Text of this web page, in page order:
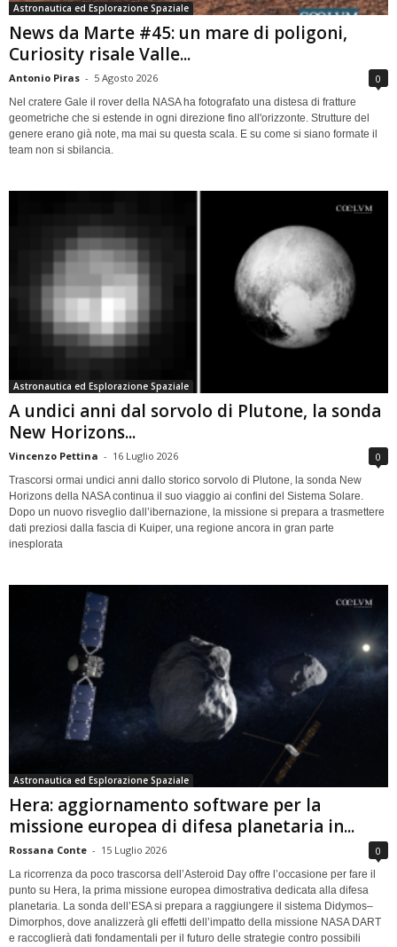
Astronautica ed Esplorazione Spaziale
News da Marte #45: un mare di poligoni,
Curiosity risale Valle...
Antonio Piras - 5 Agosto 2026 0
Nel cratere Gale il rover della NASA ha fotografato una distesa di fratture
geometriche che si estende in ogni direzione fino all'orizzonte. Strutture del
genere erano già note, ma mai su questa scala. E su come si siano formate il
team non si sbilancia.
Astronautica ed Esplorazione Spaziale
A undici anni dal sorvolo di Plutone, la sonda
New Horizons...
Vincenzo Pettina - 16 Luglio 2026 0
Trascorsi ormai undici anni dallo storico sorvolo di Plutone, la sonda New
Horizons della NASA continua il suo viaggio ai confini del Sistema Solare.
Dopo un nuovo risveglio dall’ibernazione, la missione si prepara a trasmettere
dati preziosi dalla fascia di Kuiper, una regione ancora in gran parte
inesplorata
Astronautica ed Esplorazione Spaziale
Hera: aggiornamento software per la
missione europea di difesa planetaria in...
Rossana Conte - 15 Luglio 2026 0
La ricorrenza da poco trascorsa dell’Asteroid Day offre l’occasione per fare il
punto su Hera, la prima missione europea dimostrativa dedicata alla difesa
planetaria. La sonda dell’ESA si prepara a raggiungere il sistema Didymos–
Dimorphos, dove analizzerà gli effetti dell’impatto della missione NASA DART
e raccoglierà dati fondamentali per il futuro delle strategie contro possibili